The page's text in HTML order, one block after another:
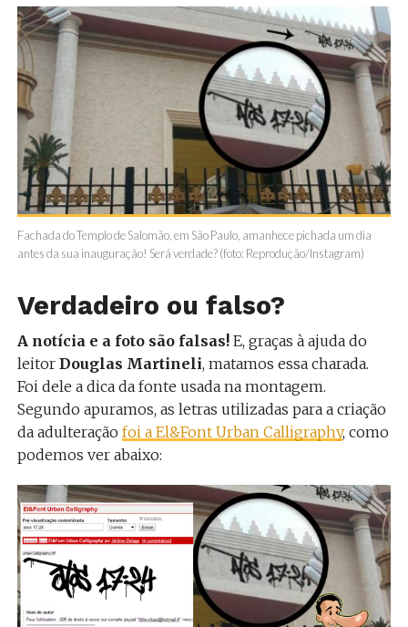
Fachada do Templo de Salomão, em São Paulo, amanhece pichada um dia
antes da sua inauguração! Será verdade? (foto: Reprodução/Instagram)
Verdadeiro ou falso?
A notícia e a foto são falsas!E, graças à ajuda do
leitor Douglas Martineli, matamos essa charada.
Foi dele a dica da fonte usada na montagem.
Segundo apuramos, as letras utilizadas para a criação
da adulteração foi a El&Font Urban Calligraphy, como
podemos ver abaixo: